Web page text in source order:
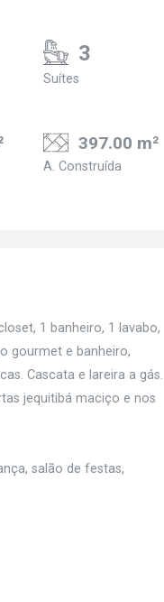
3
Suítes
397.00 m²
A. Construída
1 banheiro, 1 lavabo,
gourmet e banheiro,
Cascata e lareira a gás.
jequitibá maciço e nos
salão de festas,